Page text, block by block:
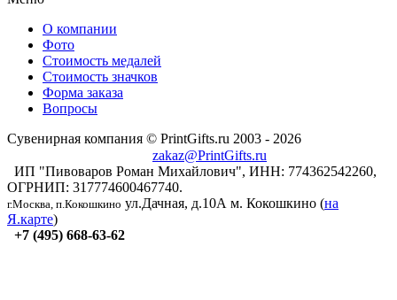
О компании
Фото
Стоимость медалей
Стоимость значков
Форма заказа
Вопросы
Сувенирная компания © PrintGifts.ru 2003 - 2026
zakaz@PrintGifts.ru
ИП "Пивоваров Роман Михайлович", ИНН: 774362542260,
ОГРНИП: 317774600467740.
г.Москва, п.Кокошкино ул.Дачная, д.10А м. Кокошкино (на
Я.карте)
+7 (495) 668-63-62